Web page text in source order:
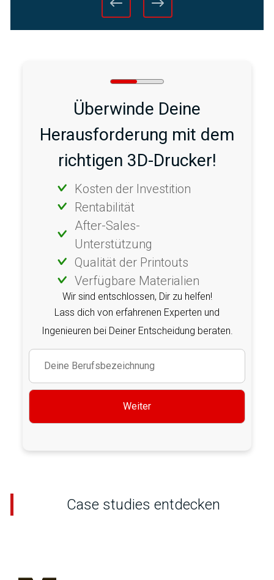
Überwinde Deine
Herausforderung mit dem
richtigen 3D-Drucker!
Kosten der Investition
Rentabilität
After-Sales-
Unterstützung
Qualität der Printouts
Verfügbare Materialien
Wir sind entschlossen, Dir zu helfen!
Lass dich von erfahrenen Experten und
Ingenieuren bei Deiner Entscheidung beraten.
Weiter
Case studies entdecken